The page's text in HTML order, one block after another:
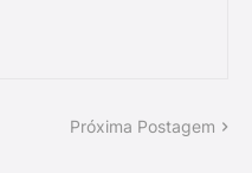
Próxima Postagem